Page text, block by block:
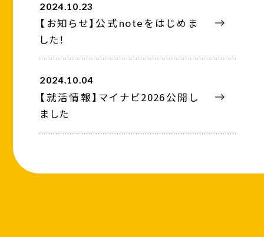
2024.10.23
【お知らせ】公式noteをはじめま
した！
2024.10.04
【就活情報】マイナビ2026公開し
ました